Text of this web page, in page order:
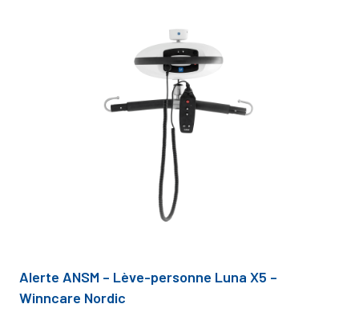
Alerte ANSM – Lève-personne Luna X5 –
Winncare Nordic